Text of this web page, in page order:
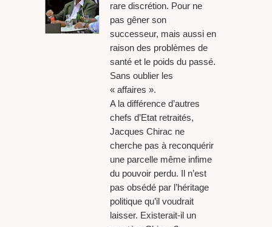
rare discrétion. Pour ne
pas gêner son
successeur, mais aussi en
raison des problèmes de
santé et le poids du passé.
Sans oublier les
« affaires ».
A la différence d’autres
chefs d’Etat retraités,
Jacques Chirac ne
cherche pas à reconquérir
une parcelle même infime
du pouvoir perdu. Il n’est
pas obsédé par l’héritage
politique qu’il voudrait
laisser. Existerait-il un